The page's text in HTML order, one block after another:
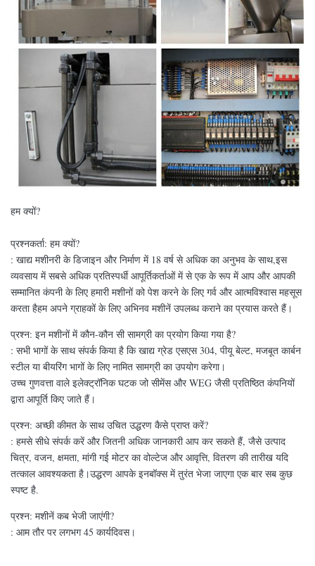
हम क्यों?
प्रश्नकर्ता: हम क्यों?
: खाद्य मशीनरी के डिजाइन और निर्माण में 18 वर्ष से अधिक का अनुभव के साथ,इस
व्यवसाय में सबसे अधिक प्रतिस्पर्धी आपूर्तिकर्ताओं में से एक के रूप में आप और आपकी
सम्मानित कंपनी के लिए हमारी मशीनों को पेश करने के लिए गर्व और आत्मविश्वास महसूस
करता हैहम अपने ग्राहकों के लिए अभिनव मशीनें उपलब्ध कराने का प्रयास करते हैं।
प्रश्न: इन मशीनों में कौन-कौन सी सामग्री का प्रयोग किया गया है?
: सभी भागों के साथ संपर्क किया है कि खाद्य ग्रेड एसएस 304, पीयू बेल्ट, मजबूत कार्बन
स्टील या बीयरिंग भागों के लिए नामित सामग्री का उपयोग करेगा।
उच्च गुणवत्ता वाले इलेक्ट्रॉनिक घटक जो सीमेंस और WEG जैसी प्रतिष्ठित कंपनियों
द्वारा आपूर्ति किए जाते हैं।
प्रश्न: अच्छी कीमत के साथ उचित उद्धरण कैसे प्राप्त करें?
: हमसे सीधे संपर्क करें और जितनी अधिक जानकारी आप कर सकते हैं, जैसे उत्पाद
चित्र, वजन, क्षमता, मांगी गई मोटर का वोल्टेज और आवृत्ति, वितरण की तारीख यदि
तत्काल आवश्यकता है।उद्धरण आपके इनबॉक्स में तुरंत भेजा जाएगा एक बार सब कुछ
स्पष्ट है.
प्रश्न: मशीनें कब भेजी जाएंगी?
: आम तौर पर लगभग 45 कार्यदिवस।